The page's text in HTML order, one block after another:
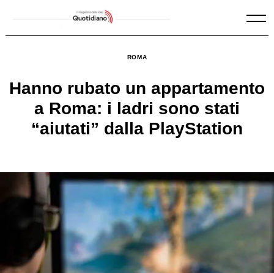
ROMA
Hanno rubato un appartamento
a Roma: i ladri sono stati
“aiutati” dalla PlayStation